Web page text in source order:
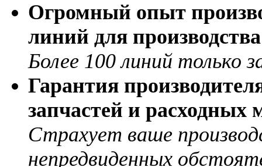
Огромный опыт
линий для
Более 100 линий только
Гарантия
запчастей и расходных
Страхует ваше
непредвиденных